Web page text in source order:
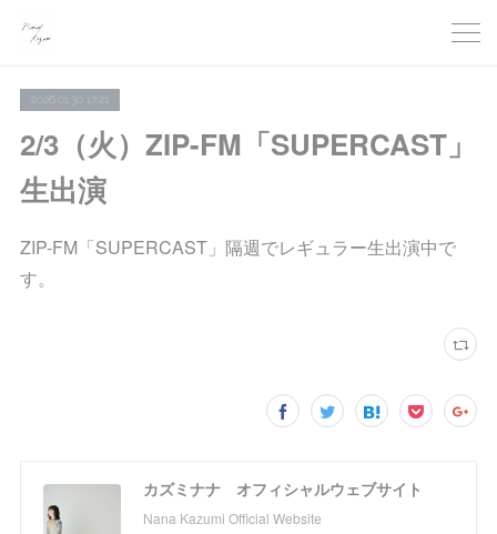
2026.01.30 17:21
2/3（火）ZIP-FM「SUPERCAST」
生出演
ZIP-FM「SUPERCAST」隔週でレギュラー生出演中で
す。
カズミナナ オフィシャルウェブサイト
Nana Kazumi Official Website